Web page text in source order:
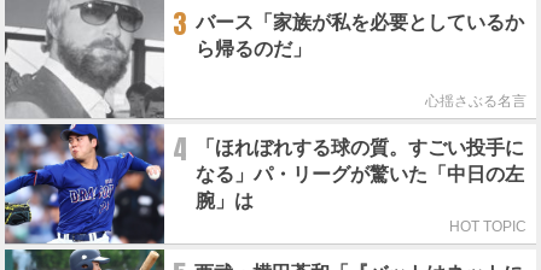
3 バース「家族が私を必要としているか
ら帰るのだ」
心揺さぶる名言
4
「ほれぼれする球の質。すごい投手に
なる」パ・リーグが驚いた「中日の左
腕」は
HOT TOPIC